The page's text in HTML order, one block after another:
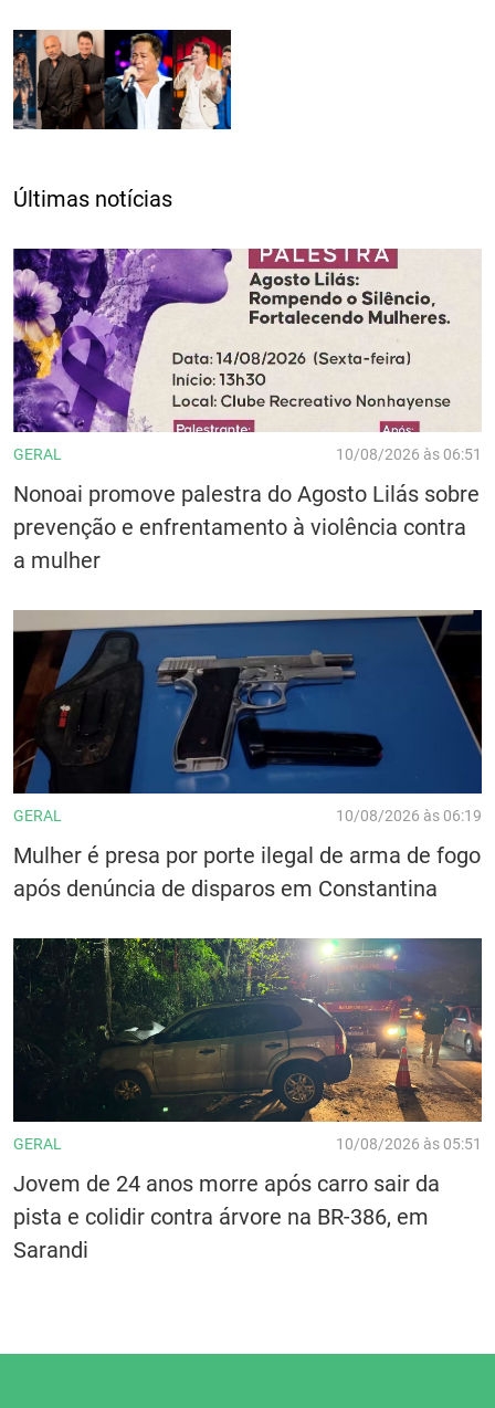
Últimas notícias
GERAL 10/08/2026 às 06:51
Nonoai promove palestra do Agosto Lilás sobre
prevenção e enfrentamento à violência contra
a mulher
GERAL 10/08/2026 às 06:19
Mulher é presa por porte ilegal de arma de fogo
após denúncia de disparos em Constantina
GERAL 10/08/2026 às 05:51
Jovem de 24 anos morre após carro sair da
pista e colidir contra árvore na BR-386, em
Sarandi